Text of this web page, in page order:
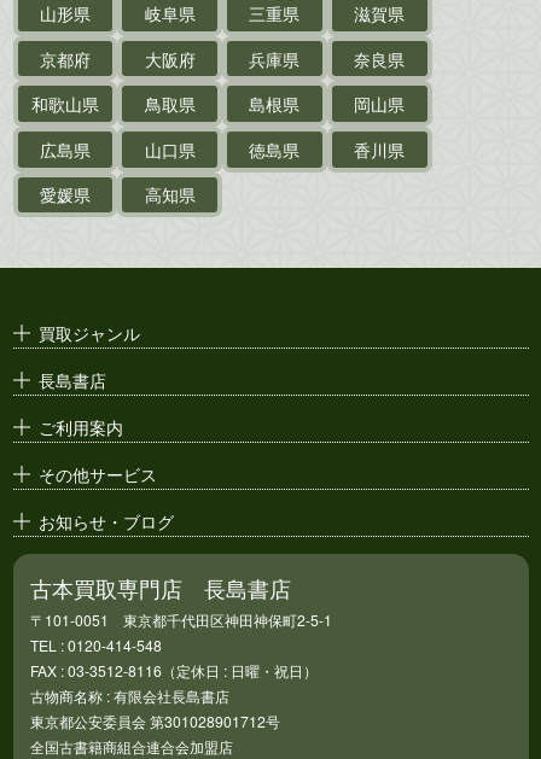
戦前・戦中の紙物・資料
絵葉書
支那・満洲・朝鮮・
台湾関係古資料
ポスター・チラシ・
山形県
岐阜県 三重県
滋賀県
京都府
大阪府 兵庫県
奈良県
和歌山県
鳥取県 島根県
岡山県
広島県
山口県 徳島県
香川県
愛媛県
高知県
買取ジャンル
長島書店
ご利用案内
その他サービス
お知らせ・ブログ
古本買取専門店 長島書店
〒101-0051 東京都千代田区神田神保町2-5-1
TEL : 0120-414-548
FAX : 03-3512-8116（定休日 : 日曜・祝日）
古物商名称 : 有限会社長島書店
東京都公安委員会 第301028901712号
全国古書籍商組合連合会加盟店